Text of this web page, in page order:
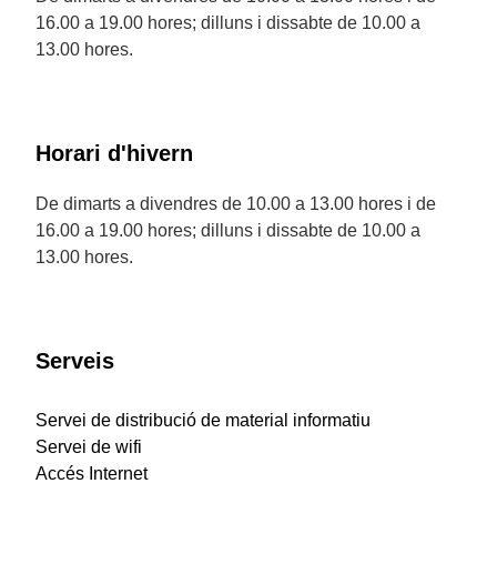
16.00 a 19.00 hores; dilluns i dissabte de 10.00 a
13.00 hores.
Horari d'hivern
De dimarts a divendres de 10.00 a 13.00 hores i de
16.00 a 19.00 hores; dilluns i dissabte de 10.00 a
13.00 hores.
Serveis
Servei de distribució de material informatiu
Servei de wifi
Accés Internet